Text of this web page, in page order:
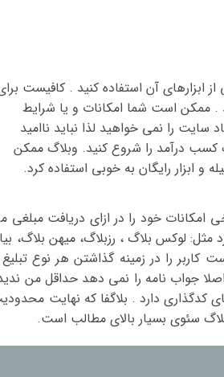
ابزارهای آن استفاده کنید . کافیست
. ممکن است شما امکانات و یا شرایط
را نمی خواهید لذا نباید ناامید
کسب درآمد را شروع کنید. وبلاگ ممکن
ابزار رایگان به خوبی استفاده کرد.
امکانات خود را در ازای دریافت مبلغی
لوکس بلاگ ، رزبلاگ، میهن بلاگ،
کاربر را در زمینه گذاشتن هر نوع
جواب نامه را نمی دهد حداقل من
کدگذاری دارد . بلاگفا که نهایت
سئوی بسیار بالای مطالب است.